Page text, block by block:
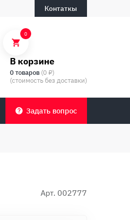
Контаткы
0
В корзине
0 товаров (0 ₽)
(стоимость без доставки)
Задать вопрос
Арт. 002777